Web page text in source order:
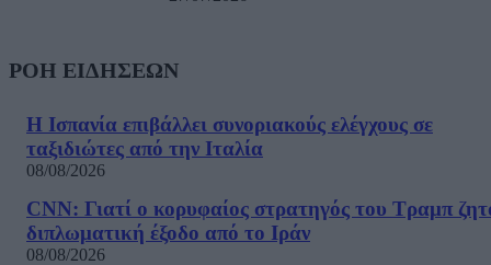
ΡΟΗ ΕΙΔΗΣΕΩΝ
Η Ισπανία επιβάλλει συνοριακούς ελέγχους σε
ταξιδιώτες από την Ιταλία
08/08/2026
CNN: Γιατί ο κορυφαίος στρατηγός του Τραμπ
διπλωματική έξοδο από το Ιράν
08/08/2026